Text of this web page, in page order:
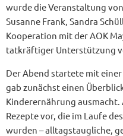
wurde die Veranstaltung
Susanne Frank, Sandra
Kooperation mit der AOK
tatkräftiger Unterstützung
Der Abend startete mit
gab zunächst einen
Kinderernährung
Rezepte vor, die im Laufe
wurden – alltagstaugliche,